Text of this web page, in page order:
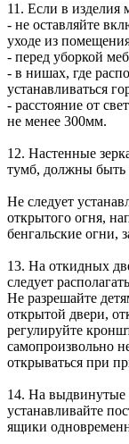
11. Если в изделия
- не оставляйте
уходе из
- перед уборкой
- в нишах, где
устанавливаться
- расстояние от
не менее 300мм.
12. Настенные
тумб, должны быть
Не следует
открытого огня,
бенгальские огни,
13. На откидных
следует
Не разрешайте
открытой двери,
регулируйте
самопроизвольно
открываться при
14. На выдвинутые
устанавливайте
ящики